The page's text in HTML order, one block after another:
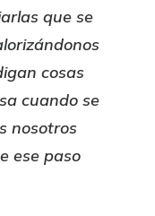
que se
cosas
cuando se
nosotros
ese paso